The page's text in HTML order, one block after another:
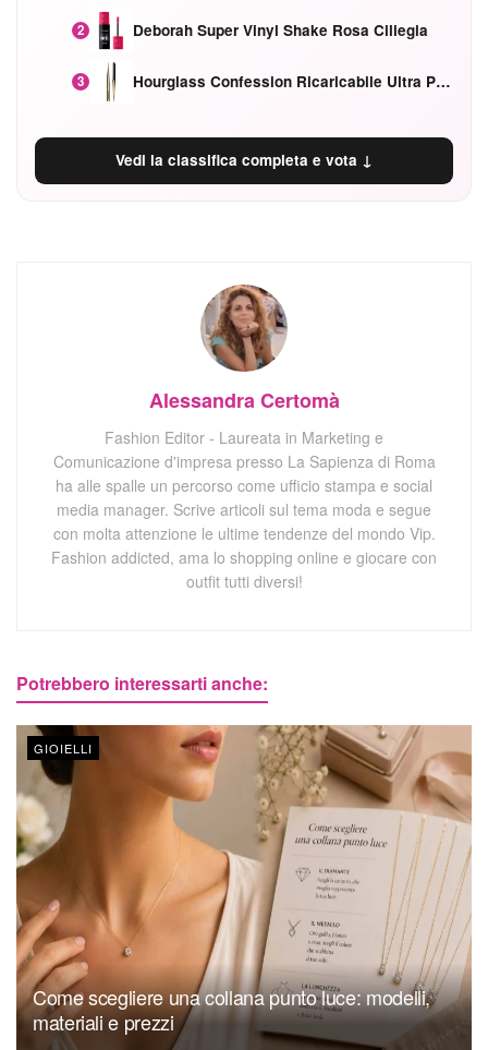
2 Deborah Super Vinyl Shake Rosa Ciliegia
3 Hourglass Confession Ricaricabile Ultra Preciso Ad Alta Intensità Secretly Classic Red
Vedi la classifica completa e vota ↓
Alessandra Certomà
Fashion Editor - Laureata in Marketing e
Comunicazione d'impresa presso La Sapienza di Roma
ha alle spalle un percorso come ufficio stampa e social
media manager. Scrive articoli sul tema moda e segue
con molta attenzione le ultime tendenze del mondo Vip.
Fashion addicted, ama lo shopping online e giocare con
outfit tutti diversi!
Potrebbero interessarti anche:
GIOIELLI
Come scegliere una collana punto luce: modelli,
materiali e prezzi